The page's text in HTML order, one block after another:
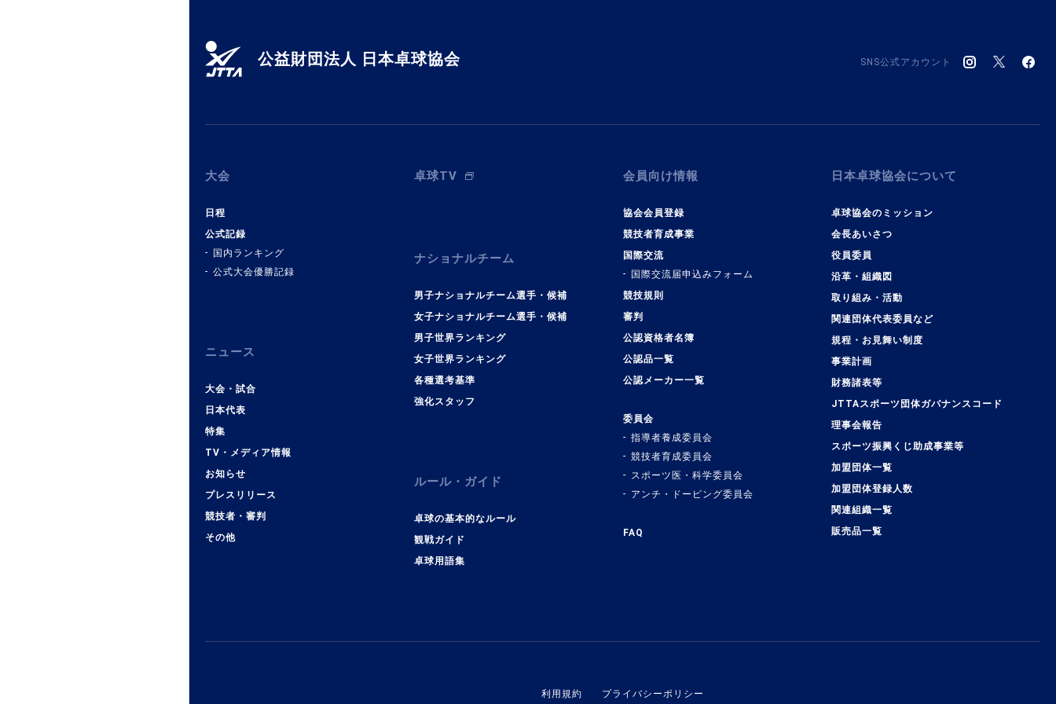
公益財団法人 日本卓球協会 SNS公式アカウント
大会
日程
公式記録
国内ランキング
公式大会優勝記録
ニュース
大会・試合
日本代表
特集
TV・メディア情報
お知らせ
プレスリリース
競技者・審判
その他
卓球TV
ナショナルチーム
男子ナショナルチーム選手・候補
女子ナショナルチーム選手・候補
男子世界ランキング
女子世界ランキング
各種選考基準
強化スタッフ
ルール・ガイド
卓球の基本的なルール
観戦ガイド
卓球用語集
会員向け情報
協会会員登録
競技者育成事業
国際交流
国際交流届申込みフォーム
競技規則
審判
公認資格者名簿
公認品一覧
公認メーカー一覧
委員会
指導者養成委員会
競技者育成委員会
スポーツ医・科学委員会
アンチ・ドーピング委員会
FAQ
日本卓球協会について
卓球協会のミッション
会長あいさつ
役員委員
沿革・組織図
取り組み・活動
関連団体代表委員など
規程・お見舞い制度
事業計画
財務諸表等
JTTAスポーツ団体ガバナンスコード
理事会報告
スポーツ振興くじ助成事業等
加盟団体一覧
加盟団体登録人数
関連組織一覧
販売品一覧
利用規約 プライバシーポリシー